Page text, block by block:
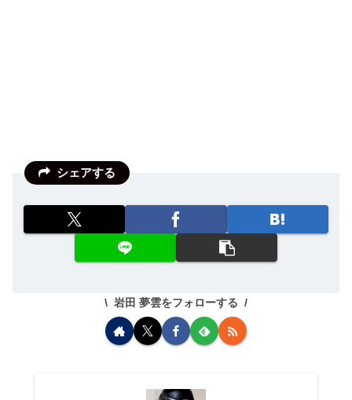
シェアする
岩田 夢雲をフォローする